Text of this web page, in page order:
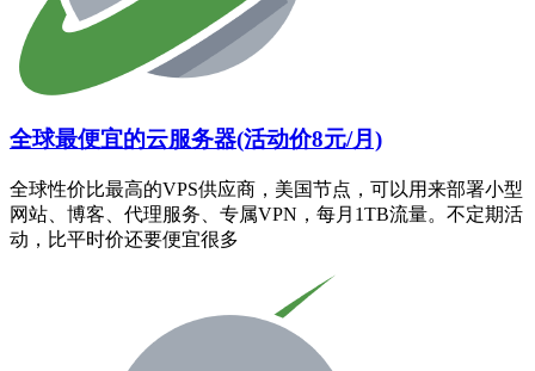
全球最便宜的云服务器(活动价8元/月)
全球性价比最高的VPS供应商，美国节点，可以用来部署小型
网站、博客、代理服务、专属VPN，每月1TB流量。不定期活
动，比平时价还要便宜很多